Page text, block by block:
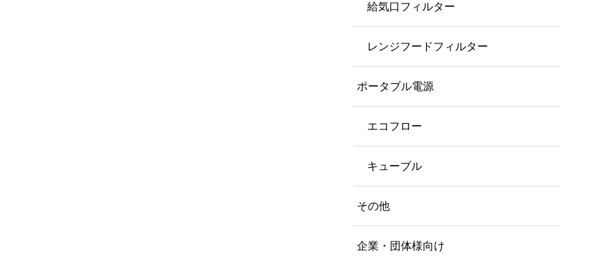
給気口フィルター
レンジフードフィルター
ポータブル電源
エコフロー
キューブル
その他
企業・団体様向け